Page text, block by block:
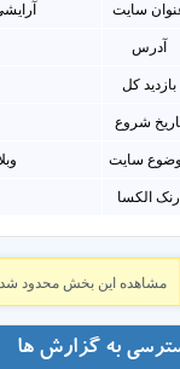
سايت
آدرس
بازدید کل
شروع
سایت
رنک الکسا
مشاهده این بخش محدود
به گزارش ها